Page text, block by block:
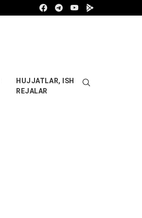
FacebookTelegram
Youtube
HUJJATLAR, ISH
REJALAR